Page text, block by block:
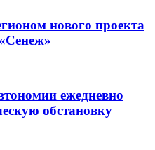
нового проекта
ежедневно
обстановку